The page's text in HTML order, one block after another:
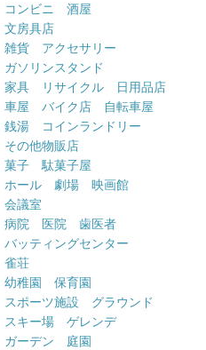
コンビニ 酒屋
文房具店
雑貨 アクセサリー
ガソリンスタンド
家具 リサイクル 日用品店
車屋 バイク店 自転車屋
銭湯 コインランドリー
その他物販店
菓子 駄菓子屋
ホール 劇場 映画館
会議室
病院 医院 歯医者
バッティングセンター
雀荘
幼稚園 保育園
スポーツ施設 グラウンド
スキー場 ゲレンデ
ガーデン 庭園